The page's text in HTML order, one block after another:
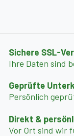
Sichere SSL-
Ihre Daten sind
Geprüfte
Persönlich
Direkt &
Vor Ort sind wir